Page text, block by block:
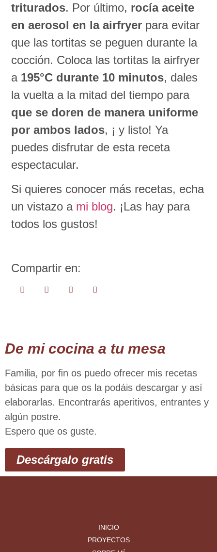
triturados. Por último, rocía aceite
en aerosol en la airfryer para evitar
que las tortitas se peguen durante la
cocción. Coloca las tortitas la airfryer
a 195°C durante 10 minutos, dales
la vuelta a la mitad del tiempo para
que se doren de manera uniforme
por ambos lados, ¡ y listo! Ya
puedes disfrutar de esta receta
espectacular.
Si quieres conocer más recetas, echa
un vistazo a mi blog. ¡Las hay para
todos los gustos!
Compartir en:
De mi cocina a tu mesa
Familia, por ﬁn os puedo ofrecer mis recetas
básicas para que os la podáis descargar y así
elaborarlas. Encontrarás aperitivos, entrantes y
algún postre.
Espero que os guste.
Descárgalo gratis
INICIO
PROYECTOS